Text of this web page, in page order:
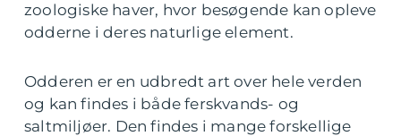
zoologiske haver, hvor besøgende kan opleve
odderne i deres naturlige element.
Odderen er en udbredt art over hele verden
og kan findes i både ferskvands- og
saltmiljøer. Den findes i mange forskellige